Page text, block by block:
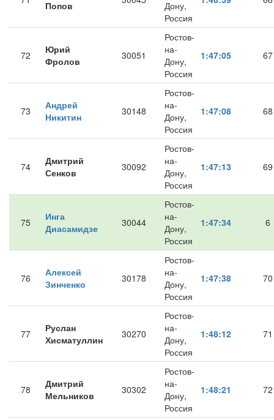
Попов
Дону,
Россия
72
Юрий
Фролов
30051
Ростов-
на-
Дону,
Россия
1:47:05 67
73
Андрей
Никитин
30148
Ростов-
на-
Дону,
Россия
1:47:08 68
74
Дмитрий
Сенков
30092
Ростов-
на-
Дону,
Россия
1:47:13 69
75
Инга
Диасамидзе
30044
Ростов-
на-
Дону,
Россия
1:47:34 6
76
Алексей
Зинченко
30178
Ростов-
на-
Дону,
Россия
1:47:38 70
77
Руслан
Хисматуллин
30270
Ростов-
на-
Дону,
Россия
1:48:12 71
78
Дмитрий
Мельников
30302
Ростов-
на-
Дону,
Россия
1:48:21 72